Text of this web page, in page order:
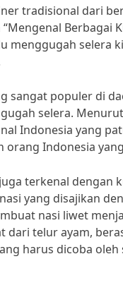
tradisional dari
Berbagai
menggugah selera
sangat populer di
selera.
Indonesia yang
Indonesia
terkenal
yang disajikan
nasi liwet
telur ayam,
harus dicoba